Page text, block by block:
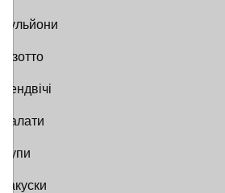
Бульйони
Різотто
Сендвічі
Салати
Супи
Закуски